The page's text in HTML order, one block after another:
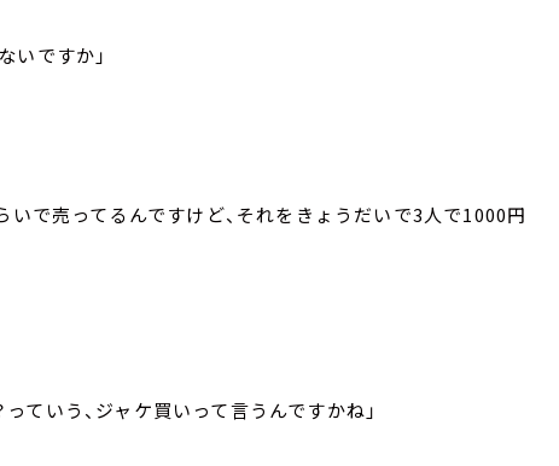
いですか」
いで売ってるんですけど、それをきょうだいで3人で1000円
ていう、ジャケ買いって言うんですかね」